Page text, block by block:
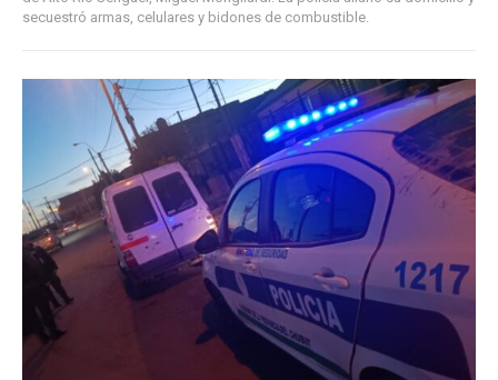
secuestró armas, celulares y bidones de combustible.